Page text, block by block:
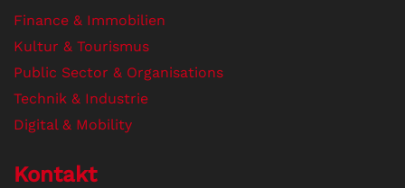
Finance & Immobilien
Kultur & Tourismus
Public Sector & Organisations
Technik & Industrie
Digital & Mobility
Kontakt